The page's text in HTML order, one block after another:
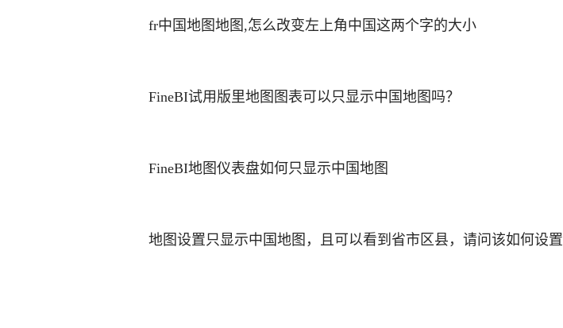
fr中国地图地图,怎么改变左上角中国这两个字的大小
FineBI试用版里地图图表可以只显示中国地图吗？
FineBI地图仪表盘如何只显示中国地图
地图设置只显示中国地图，且可以看到省市区县，请问该如何设置